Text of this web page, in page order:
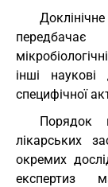
інші
специфічної
Порядок
лікарських
окремих
експертиз